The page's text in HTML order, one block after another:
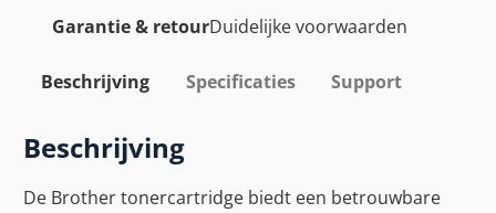
Garantie & retourDuidelijke voorwaarden
Beschrijving Specificaties Support
Beschrijving
De Brother tonercartridge biedt een betrouwbare